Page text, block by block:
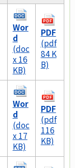
Wor
d
(doc
x 16
KB)
PDF
(pdf
84 K
B)
Wor
d
(doc
x 17
KB)
PDF
(pdf
116
KB)